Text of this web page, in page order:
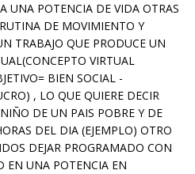
UNA POTENCIA DE VIDA OTRAS
DE MOVIMIENTO Y
TRABAJO QUE PRODUCE UN
VIRTUAL
BIEN SOCIAL -
, LO QUE QUIERE DECIR
DE UN PAIS POBRE Y DE
DEL DIA (EJEMPLO) OTRO
DEJAR PROGRAMADO CON
EN UNA POTENCIA EN